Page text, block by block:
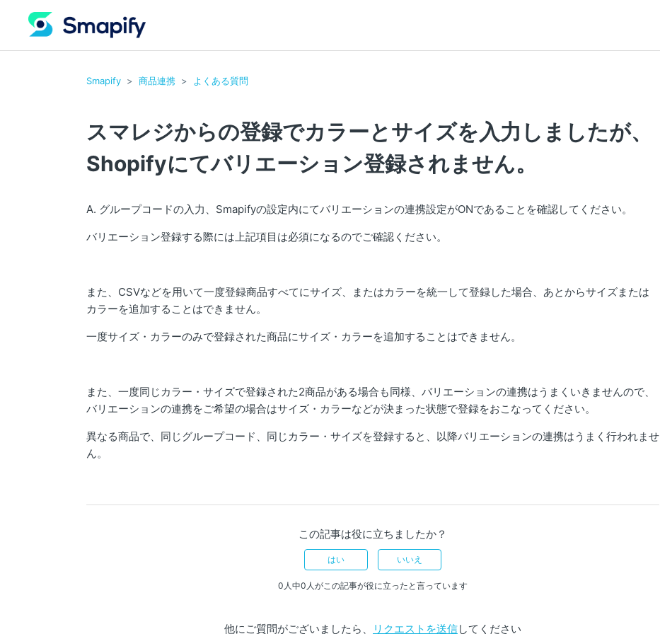
Smapify 商品連携 よくある質問
スマレジからの登録でカラーとサイズを入力しましたが、
Shopifyにてバリエーション登録されません。
A. グループコードの入力、Smapifyの設定内にてバリエーションの連携設定がONであることを確認してください。
バリエーション登録する際には上記項目は必須になるのでご確認ください。
また、CSVなどを用いて一度登録商品すべてにサイズ、またはカラーを統一して登録した場合、あとからサイズまたは
カラーを追加することはできません。
一度サイズ・カラーのみで登録された商品にサイズ・カラーを追加することはできません。
また、一度同じカラー・サイズで登録された2商品がある場合も同様、バリエーションの連携はうまくいきませんので、
バリエーションの連携をご希望の場合はサイズ・カラーなどが決まった状態で登録をおこなってください。
異なる商品で、同じグループコード、同じカラー・サイズを登録すると、以降バリエーションの連携はうまく行われませ
ん。
この記事は役に立ちましたか？
はい いいえ
0人中0人がこの記事が役に立ったと言っています
他にご質問がございましたら、 リクエストを送信してください